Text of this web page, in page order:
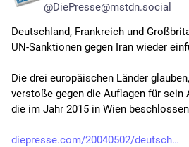
@DiePresse@mstdn.social
Deutschland, Frankreich und
UN-Sanktionen gegen Iran wieder
Die drei europäischen Länder
verstoße gegen die Auflagen für sein
die im Jahr 2015 in Wien
diepresse.com/20040502/deutsch